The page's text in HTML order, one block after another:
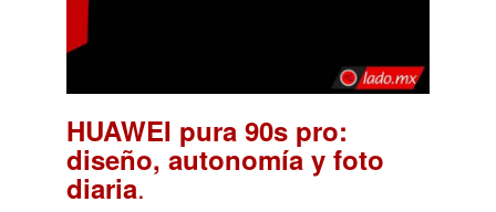
HUAWEI pura 90s pro:
diseño, autonomía y foto
diaria.